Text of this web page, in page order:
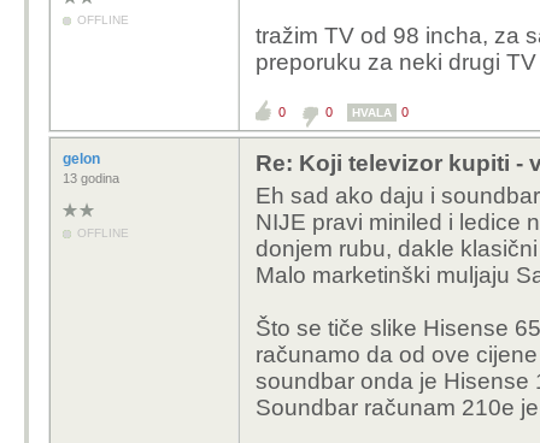
OFFLINE
tražim TV od 98 incha, za
preporuku za neki drugi
0 0 HVALA 0
gelon
13 godina
OFFLINE
Re: Koji televizor kupiti -
Eh sad ako daju i
NIJE pravi miniled i ledice
donjem rubu, dakle
Malo marketinški muljaju
Što se tiče slike Hisense
računamo da od ove
soundbar onda je Hisense
Soundbar računam 210e